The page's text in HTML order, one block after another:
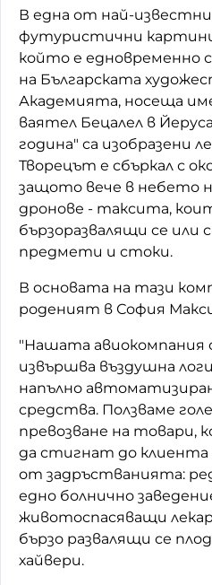
В една от най-
футуристични
който е едновременно
на Българската
Академията, носеща
ваятел Бецалел в
година" са изобразени
Творецът е сбъркал с
защото вече в небето
дронове - таксита,
бързоразвалящи се или
предмети и стоки.
В основата на тази
роденият в София
"Нашата авиокомпания
извършва въздушна
напълно
средства. Ползваме
превозване на товари,
да стигнат до клиента
от задръстванията:
едно болнично
животоспасяващи
бързо развалящи се
хайвери.